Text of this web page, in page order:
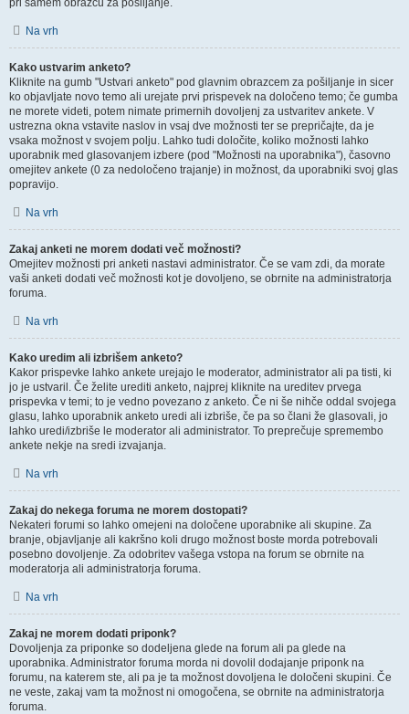
pri samem obrazcu za pošiljanje.
Na vrh
Kako ustvarim anketo?
Kliknite na gumb "Ustvari anketo" pod glavnim obrazcem za pošiljanje in sicer
ko objavljate novo temo ali urejate prvi prispevek na določeno temo; če gumba
ne morete videti, potem nimate primernih dovoljenj za ustvaritev ankete. V
ustrezna okna vstavite naslov in vsaj dve možnosti ter se prepričajte, da je
vsaka možnost v svojem polju. Lahko tudi določite, koliko možnosti lahko
uporabnik med glasovanjem izbere (pod "Možnosti na uporabnika"), časovno
omejitev ankete (0 za nedoločeno trajanje) in možnost, da uporabniki svoj glas
popravijo.
Na vrh
Zakaj anketi ne morem dodati več možnosti?
Omejitev možnosti pri anketi nastavi administrator. Če se vam zdi, da morate
vaši anketi dodati več možnosti kot je dovoljeno, se obrnite na administratorja
foruma.
Na vrh
Kako uredim ali izbrišem anketo?
Kakor prispevke lahko ankete urejajo le moderator, administrator ali pa tisti, ki
jo je ustvaril. Če želite urediti anketo, najprej kliknite na ureditev prvega
prispevka v temi; to je vedno povezano z anketo. Če ni še nihče oddal svojega
glasu, lahko uporabnik anketo uredi ali izbriše, če pa so člani že glasovali, jo
lahko uredi/izbriše le moderator ali administrator. To preprečuje spremembo
ankete nekje na sredi izvajanja.
Na vrh
Zakaj do nekega foruma ne morem dostopati?
Nekateri forumi so lahko omejeni na določene uporabnike ali skupine. Za
branje, objavljanje ali kakršno koli drugo možnost boste morda potrebovali
posebno dovoljenje. Za odobritev vašega vstopa na forum se obrnite na
moderatorja ali administratorja foruma.
Na vrh
Zakaj ne morem dodati priponk?
Dovoljenja za priponke so dodeljena glede na forum ali pa glede na
uporabnika. Administrator foruma morda ni dovolil dodajanje priponk na
forumu, na katerem ste, ali pa je ta možnost dovoljena le določeni skupini. Če
ne veste, zakaj vam ta možnost ni omogočena, se obrnite na administratorja
foruma.